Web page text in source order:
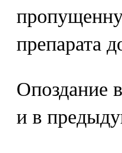
препарата
Опоздание
и в